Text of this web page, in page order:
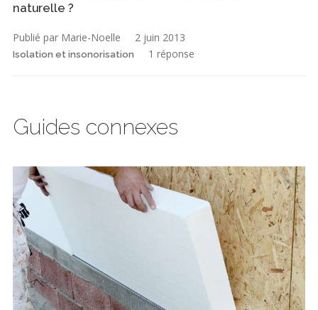
naturelle ?
Publié par Marie-Noelle 2 juin 2013
Isolation et insonorisation 1 réponse
Guides connexes